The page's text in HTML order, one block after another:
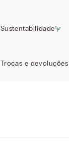
Sustentabilidade
Trocas e devoluções